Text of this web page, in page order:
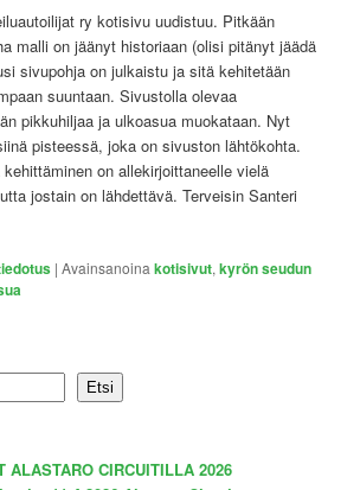
ry kotisivu uudistuu. Pitkään
malli on jäänyt historiaan (olisi pitänyt jäädä
sivupohja on julkaistu ja sitä kehitetään
suuntaan. Sivustolla olevaa
pikkuhiljaa ja ulkoasua muokataan. Nyt
pisteessä, joka on sivuston lähtökohta.
on allekirjoittaneelle vielä
jostain on lähdettävä. Terveisin Santeri
|Avainsanoina kotisivut,kyrön seudun
Etsi
ALASTARO CIRCUITILLA 2026